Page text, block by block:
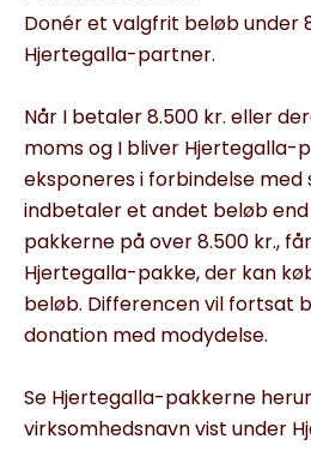
Donér et valgfrit beløb under
Hjertegalla-partner.
Når I betaler 8.500 kr. eller
moms og I bliver Hjertegalla-
eksponeres i forbindelse med
indbetaler et andet beløb
pakkerne på over 8.500 kr.,
Hjertegalla-pakke, der kan
beløb. Differencen vil fortsat
donation med modydelse.
Se Hjertegalla-pakkerne
virksomhedsnavn vist under